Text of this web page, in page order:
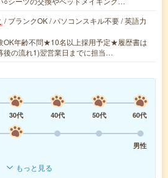
/ ブランクOK / パソコンスキル不要 / 英語力
OK年齢不問★10名以上採用予定★履歴書は
の流れ1)翌営業日までに担当…
30代 40代 50代
60代
男性
もっと見る